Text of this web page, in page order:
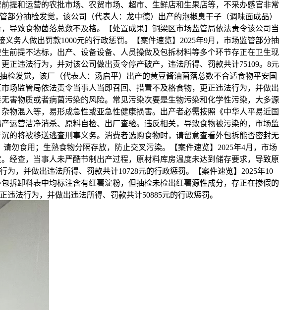
提和运营的农批市场、农贸市场、超市、生鲜店和生果店等，不采办感官非常
分抽检发觉，该公司（代表人：龙中德）出产的泡椒臭干子（调味面成品）
导致食物菌落总数不及格。【处置成果】铜梁区市场监管局依法责令该公司当
务人做出罚款1000元的行政惩罚。【案件速览】2025年9月，市场监管部分抽
前提不达标，出产、设备设备、人员操做及包拆材料等多个环节存正在卫生现
正违法行为，并对该公司做出责令停产破产，违法所得、罚款共计75109。8元
检发觉，该厂（代表人：汤启平）出产的黄豆酱油菌落总数不合适食物平安国
场监管局依法责令当事人当即召回、措置不及格食物，更正违法行为，并做出
害物质或者病菌污染的风险。常见污染次要是生物污染和化学性污染，大多源
物混入等，易形成急性或亚急性健康损害。出产者必需按照《中华人平易近国
运营洁净消杀、原料自检、出厂查验。违反相关，导致食物被污染的，市场监
的将被移送逃查刑事义务。消费者选购食物时，请留意查看外包拆能否密封无
勿食用；生熟食物分隔存放，防止交叉污染。【案件速览】2025年4月，市场
经查，当事人未严酷节制出产过程，原材料库房温度未达到储存要求，导致原
，并做出违法所得、罚款共计10728元的行政惩罚。【案件速览】2025年10
拆卸料表中均标注含有红薯淀粉，但抽检未检出红薯源性成分，存正在掺假的
法行为，并做出违法所得、罚款共计50885元的行政惩罚。